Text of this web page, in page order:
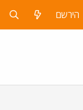
הירשם